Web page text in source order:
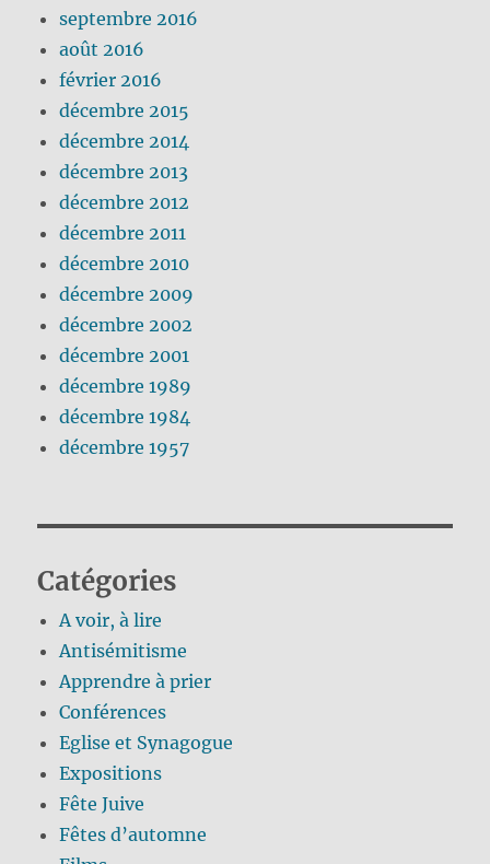
septembre 2016
août 2016
février 2016
décembre 2015
décembre 2014
décembre 2013
décembre 2012
décembre 2011
décembre 2010
décembre 2009
décembre 2002
décembre 2001
décembre 1989
décembre 1984
décembre 1957
Catégories
A voir, à lire
Antisémitisme
Apprendre à prier
Conférences
Eglise et Synagogue
Expositions
Fête Juive
Fêtes d’automne